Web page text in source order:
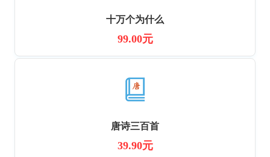
十万个为什么
99.00元
唐诗三百首
39.90元